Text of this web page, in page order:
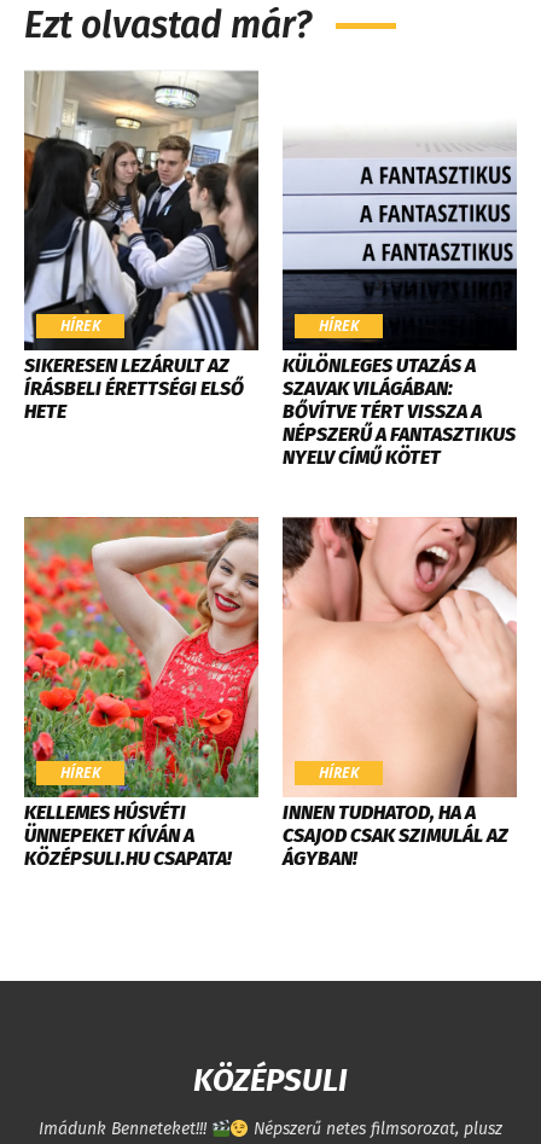
Ezt olvastad már?
HÍREK
SIKERESEN LEZÁRULT AZ
ÍRÁSBELI ÉRETTSÉGI ELSŐ
HETE
HÍREK
KÜLÖNLEGES UTAZÁS A
SZAVAK VILÁGÁBAN:
BŐVÍTVE TÉRT VISSZA A
NÉPSZERŰ A FANTASZTIKUS
NYELV CÍMŰ KÖTET
HÍREK
KELLEMES HÚSVÉTI
ÜNNEPEKET KÍVÁN A
KÖZÉPSULI.HU CSAPATA!
HÍREK
INNEN TUDHATOD, HA A
CSAJOD CSAK SZIMULÁL AZ
ÁGYBAN!
KÖZÉPSULI
Imádunk Benneteket!!! Népszerű netes filmsorozat, plusz